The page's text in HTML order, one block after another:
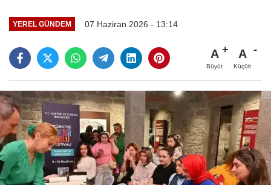
YEREL GÜNDEM 07 Haziran 2026 - 13:14
A
Büyüt
A
Küçült